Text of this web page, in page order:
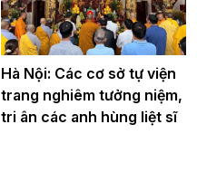
Hà Nội: Các cơ sở tự viện
trang nghiêm tưởng niệm,
tri ân các anh hùng liệt sĩ